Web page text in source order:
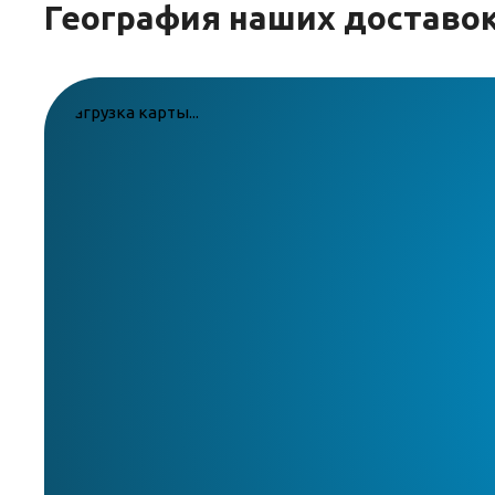
География наших
загрузка карты...